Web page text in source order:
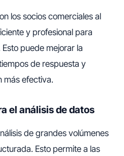
los socios comerciales al
y profesional para
puede mejorar la
de respuesta y
más efectiva.
el análisis de datos
de grandes volúmenes
Esto permite a las